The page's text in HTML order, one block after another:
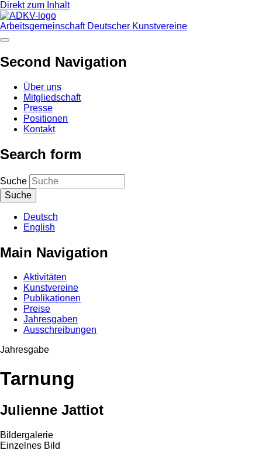
Direkt zum Inhalt
Arbeitsgemeinschaft Deutscher Kunstvereine
Second Navigation
Über uns
Mitgliedschaft
Presse
Positionen
Kontakt
Search form
Suche
Deutsch
English
Main Navigation
Aktivitäten
Kunstvereine
Publikationen
Preise
Jahresgaben
Ausschreibungen
Jahresgabe
Tarnung
Julienne Jattiot
Bildergalerie
Einzelnes Bild